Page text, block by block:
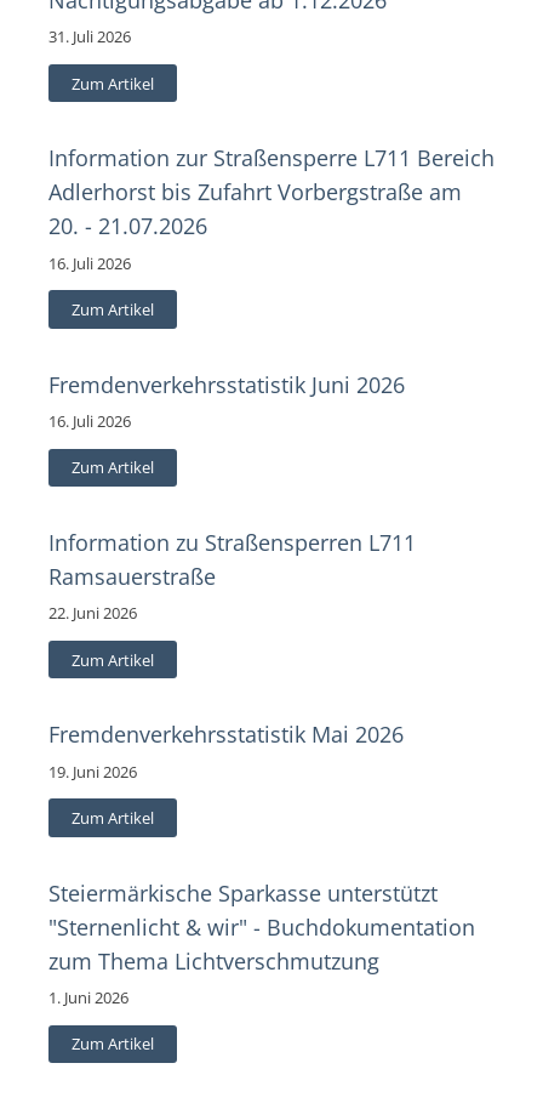
31. Juli 2026
Zum Artikel
Information zur Straßensperre L711 Bereich
Adlerhorst bis Zufahrt Vorbergstraße am
20. - 21.07.2026
16. Juli 2026
Zum Artikel
Fremdenverkehrsstatistik Juni 2026
16. Juli 2026
Zum Artikel
Information zu Straßensperren L711
Ramsauerstraße
22. Juni 2026
Zum Artikel
Fremdenverkehrsstatistik Mai 2026
19. Juni 2026
Zum Artikel
Steiermärkische Sparkasse unterstützt
"Sternenlicht & wir" - Buchdokumentation
zum Thema Lichtverschmutzung
1. Juni 2026
Zum Artikel